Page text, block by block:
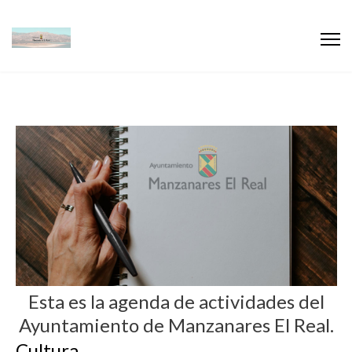
Esta es la agenda de actividades del
Ayuntamiento de Manzanares El Real.